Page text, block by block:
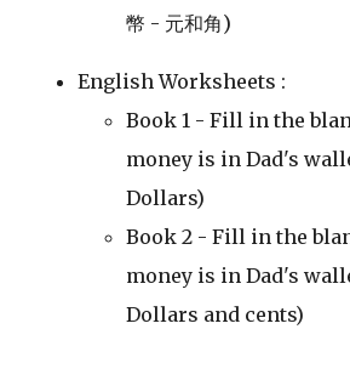
幣 - 元和角)
English Worksheets :
Book 1 - Fill in the
money is in Dad's
Dollars)
Book 2 - Fill in the
money is in Dad's
Dollars and cents)